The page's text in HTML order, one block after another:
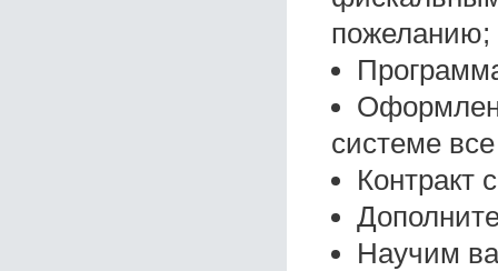
пожеланию;
системе
Контракт
Научим